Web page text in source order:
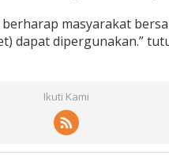
masyarakat
dapat dipergunakan.”
Ikuti Kami